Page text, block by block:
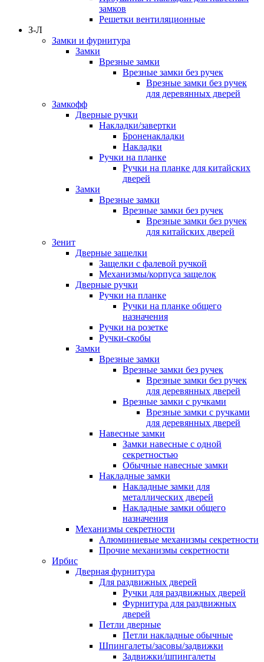
замков
Решетки вентиляционные
З-Л
Замки и фурнитура
Замки
Врезные замки
Врезные замки без ручек
Врезные замки без ручек
для деревянных дверей
Замкофф
Дверные ручки
Накладки/завертки
Броненакладки
Накладки
Ручки на планке
Ручки на планке для китайских
дверей
Замки
Врезные замки
Врезные замки без ручек
Врезные замки без ручек
для китайских дверей
Зенит
Дверные защелки
Защелки с фалевой ручкой
Механизмы/корпуса защелок
Дверные ручки
Ручки на планке
Ручки на планке общего
назначения
Ручки на розетке
Ручки-скобы
Замки
Врезные замки
Врезные замки без ручек
Врезные замки без ручек
для деревянных дверей
Врезные замки с ручками
Врезные замки с ручками
для деревянных дверей
Навесные замки
Замки навесные с одной
секретностью
Обычные навесные замки
Накладные замки
Накладные замки для
металлических дверей
Накладные замки общего
назначения
Механизмы секретности
Алюминиевые механизмы секретности
Прочие механизмы секретности
Ирбис
Дверная фурнитура
Для раздвижных дверей
Ручки для раздвижных дверей
Фурнитура для раздвижных
дверей
Петли дверные
Петли накладные обычные
Шпингалеты/засовы/задвижки
Задвижки/шпингалеты